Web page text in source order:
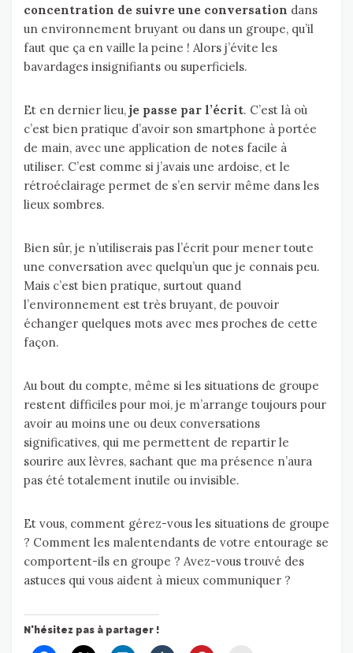
concentration de suivre une conversation dans
un environnement bruyant ou dans un groupe, qu’il
faut que ça en vaille la peine ! Alors j’évite les
bavardages insignifiants ou superficiels.
Et en dernier lieu, je passe par l’écrit. C’est là où
c’est bien pratique d’avoir son smartphone à portée
de main, avec une application de notes facile à
utiliser. C’est comme si j’avais une ardoise, et le
rétroéclairage permet de s’en servir même dans les
lieux sombres.
Bien sûr, je n’utiliserais pas l’écrit pour mener toute
une conversation avec quelqu’un que je connais peu.
Mais c’est bien pratique, surtout quand
l’environnement est très bruyant, de pouvoir
échanger quelques mots avec mes proches de cette
façon.
Au bout du compte, même si les situations de groupe
restent difficiles pour moi, je m’arrange toujours pour
avoir au moins une ou deux conversations
significatives, qui me permettent de repartir le
sourire aux lèvres, sachant que ma présence n’aura
pas été totalement inutile ou invisible.
Et vous, comment gérez-vous les situations de groupe
? Comment les malentendants de votre entourage se
comportent-ils en groupe ? Avez-vous trouvé des
astuces qui vous aident à mieux communiquer ?
N'hésitez pas à partager !